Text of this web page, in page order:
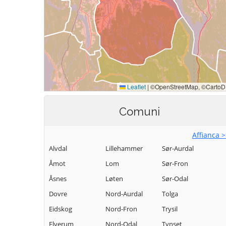
Comuni
Affianca
Alvdal
Åmot
Åsnes
Dovre
Eidskog
Elverum
Lillehammer
Lom
Løten
Nord-Aurdal
Nord-Fron
Nord-Odal
Sør-Aurdal
Sør-Fron
Sør-Odal
Tolga
Trysil
Tynset